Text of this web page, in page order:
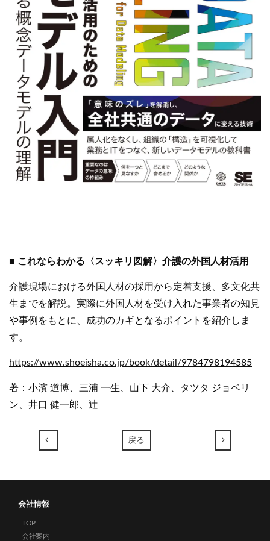
■ これならわかる〈スッキリ図解〉介護の外国人材活用
介護現場における外国人材の採用から定着支援、多文化共
生までを解説。実際に外国人材を受け入れた事業者の知見
や事例をもとに、成功のカギとなるポイントを紹介しま
す。
https://www.shoeisha.co.jp/book/detail/9784798194585
著：小濱 道博、三浦 一生、山下 大介、タツタ ジョベリ
ン、井口 健一郎、辻
戻る →
会社情報
TOP
会社案内